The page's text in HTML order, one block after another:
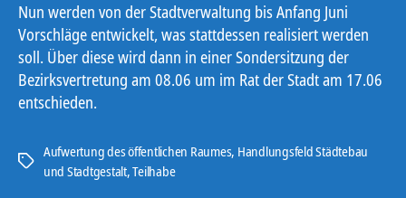
Nun werden von der Stadtverwaltung bis Anfang Juni
Vorschläge entwickelt, was stattdessen realisiert werden
soll. Über diese wird dann in einer Sondersitzung der
Bezirksvertretung am 08.06 um im Rat der Stadt am 17.06
entschieden.
Schlagwörter
Aufwertung des öffentlichen Raumes, Handlungsfeld Städtebau
und Stadtgestalt,Teilhabe